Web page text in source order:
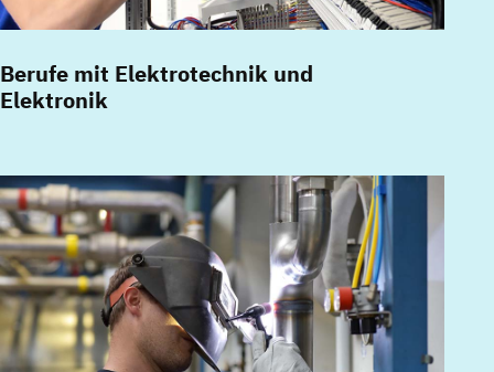
Berufe mit Elektrotechnik und
Elektronik